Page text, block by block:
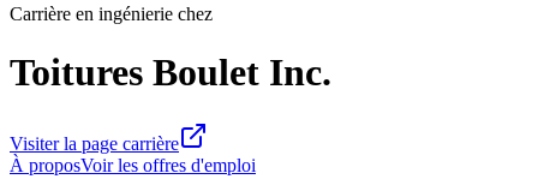
Carrière en ingénierie chez
Toitures Boulet Inc.
Visiter la page carrière
À proposVoir les offres d'emploi